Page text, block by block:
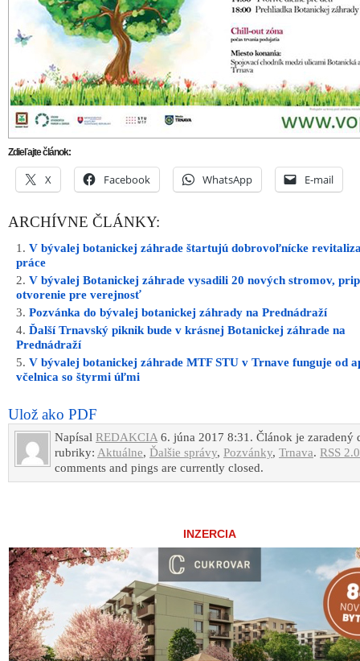
Zdieľajte článok:
X Facebook WhatsApp E-mail
ARCHÍVNE ČLÁNKY:
V bývalej botanickej záhrade štartujú dobrovoľnícke
práce
V bývalej Botanickej záhrade vysadili 20 nových stromov,
otvorenie pre verejnosť
Pozvánka do bývalej botanickej záhrady na Prednádraží
Ďalší Trnavský piknik bude v krásnej Botanickej záhrade na
Prednádraží
V bývalej botanickej záhrade MTF STU v Trnave funguje od
včelnica so štyrmi úľmi
Ulož ako PDF
Napísal REDAKCIA6. júna 2017 8:31. Článok je zaradený
rubriky: Aktuálne, Ďalšie správy, Pozvánky, Trnava. RSS 2.0
comments and pings are currently closed.
INZERCIA